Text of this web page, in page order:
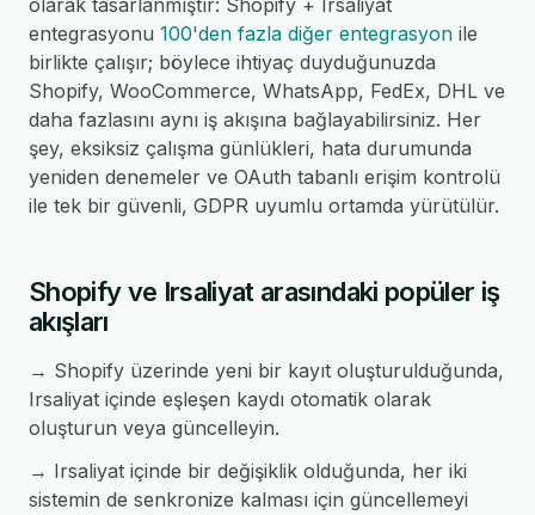
olarak tasarlanmıştır: Shopify + Irsaliyat
entegrasyonu 100'den fazla diğer entegrasyon ile
birlikte çalışır; böylece ihtiyaç duyduğunuzda
Shopify, WooCommerce, WhatsApp, FedEx, DHL ve
daha fazlasını aynı iş akışına bağlayabilirsiniz. Her
şey, eksiksiz çalışma günlükleri, hata durumunda
yeniden denemeler ve OAuth tabanlı erişim kontrolü
ile tek bir güvenli, GDPR uyumlu ortamda yürütülür.
Shopify ve Irsaliyat arasındaki popüler iş
akışları
→ Shopify üzerinde yeni bir kayıt oluşturulduğunda,
Irsaliyat içinde eşleşen kaydı otomatik olarak
oluşturun veya güncelleyin.
→ Irsaliyat içinde bir değişiklik olduğunda, her iki
sistemin de senkronize kalması için güncellemeyi